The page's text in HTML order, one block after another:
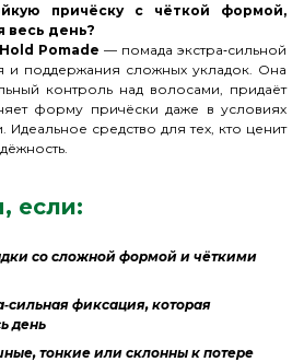
причёску с чёткой формой,
весь день?
Pomade — помада экстра‑сильной
и поддержания сложных укладок. Она
контроль над волосами, придаёт
форму причёски даже в условиях
средство для тех, кто ценит
если:
со сложной формой и чёткими
фиксация, которая
день
тонкие или склонны к потере